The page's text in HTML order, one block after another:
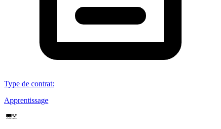
Type de contrat:
Apprentissage